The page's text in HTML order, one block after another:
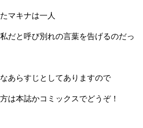
マキナは一人
だと呼び別れの言葉を告げるのだっ
あらすじとしてありますので
は本誌かコミックスでどうぞ！